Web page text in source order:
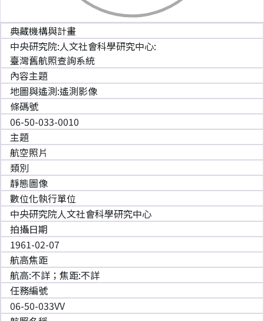
典藏機構與計畫
中央研究院:人文社會科學研究中心:
臺灣舊航照查詢系統
內容主題
地圖與遙測:遙測影像
條碼號
06-50-033-0010
主題
航空照片
類別
靜態圖像
數位化執行單位
中央研究院人文社會科學研究中心
拍攝日期
1961-02-07
航高焦距
航高:不詳；焦距:不詳
任務編號
06-50-033VV